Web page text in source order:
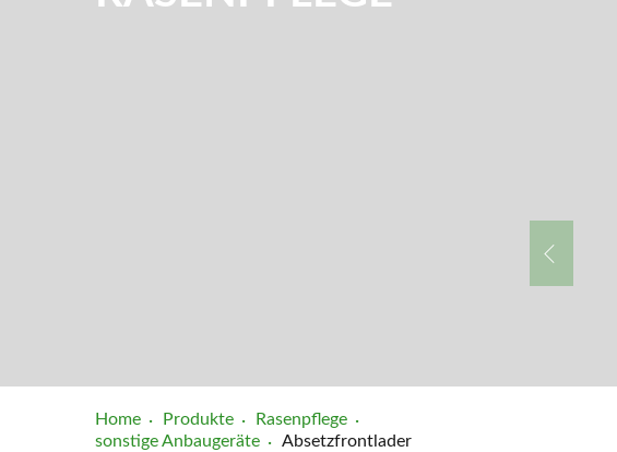
Home Produkte
Rasenpflege
sonstige Anbaugeräte
Absetzfrontlader